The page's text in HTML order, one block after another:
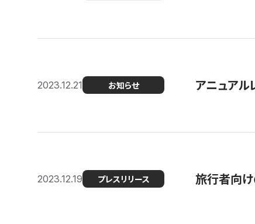
2023.12.21 お知らせ アニュア
2023.12.19 プレスリリース 旅行者向